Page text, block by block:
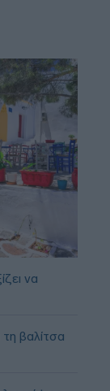
να
βαλίτσα